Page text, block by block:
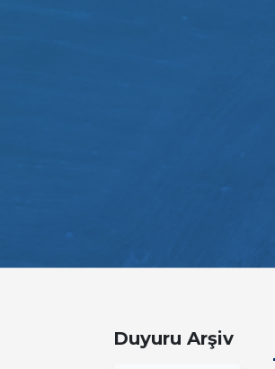
Duyuru Arşiv